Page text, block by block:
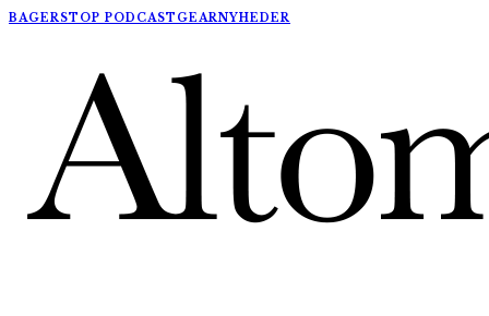
BAGERSTOP PODCAST GEARNYHEDER